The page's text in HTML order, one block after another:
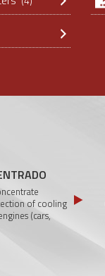
of cooling
(cars,